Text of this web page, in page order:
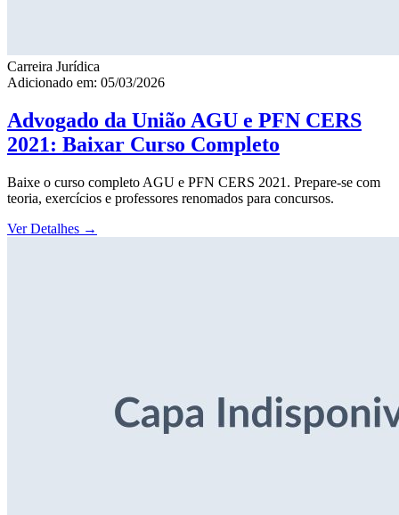
Carreira Jurídica
Adicionado em: 05/03/2026
Advogado da União AGU e PFN CERS
2021: Baixar Curso Completo
Baixe o curso completo AGU e PFN CERS 2021. Prepare-se com
teoria, exercícios e professores renomados para concursos.
Ver Detalhes →